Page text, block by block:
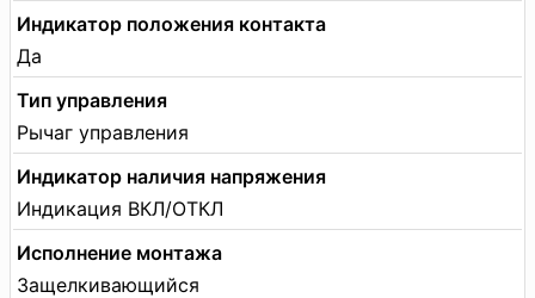
Индикатор положения контакта
Да
Тип управления
Рычаг управления
Индикатор наличия напряжения
Индикация ВКЛ/ОТКЛ
Исполнение монтажа
Защелкивающийся